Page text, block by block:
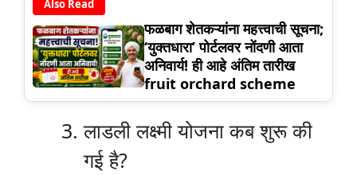
Also Read
फळबाग शेतकऱ्यांना महत्त्वाची सूचना;
‘युक्तधारा’ पोर्टलवर नोंदणी आता
अनिवार्य! ही आहे अंतिम तारीख
fruit orchard scheme
लाडली लक्ष्मी योजना कब शुरू की
गई है?